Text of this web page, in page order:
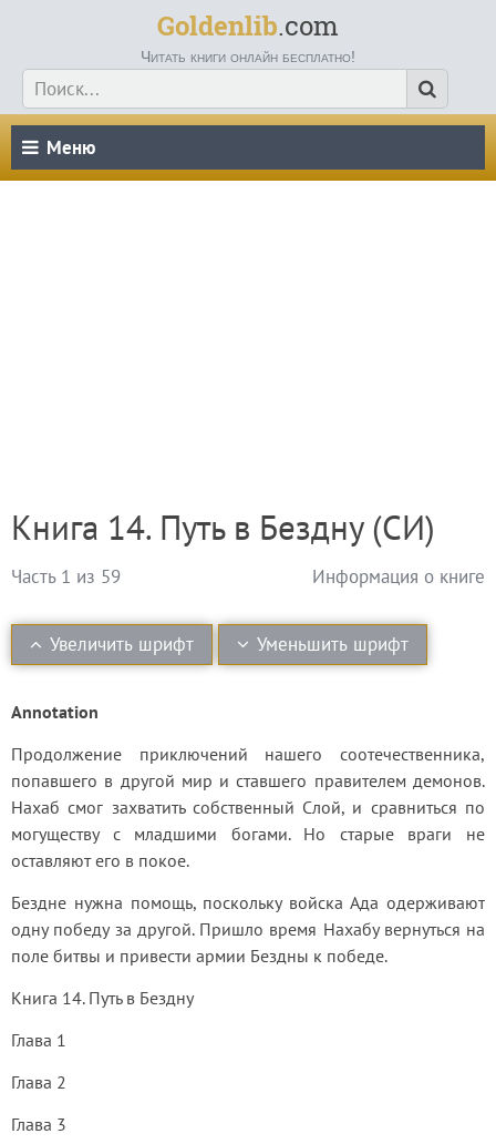
Goldenlib.com
Читать книги онлайн бесплатно!
Меню
Книга 14. Путь в Бездну (СИ)
Часть 1 из 59 Информация о книге
Увеличить шрифт Уменьшить шрифт
Annotation
Продолжение приключений нашего соотечественника,
попавшего в другой мир и ставшего правителем демонов.
Нахаб смог захватить собственный Слой, и сравниться по
могуществу с младшими богами. Но старые враги не
оставляют его в покое.
Бездне нужна помощь, поскольку войска Ада одерживают
одну победу за другой. Пришло время Нахабу вернуться на
поле битвы и привести армии Бездны к победе.
Книга 14. Путь в Бездну
Глава 1
Глава 2
Глава 3